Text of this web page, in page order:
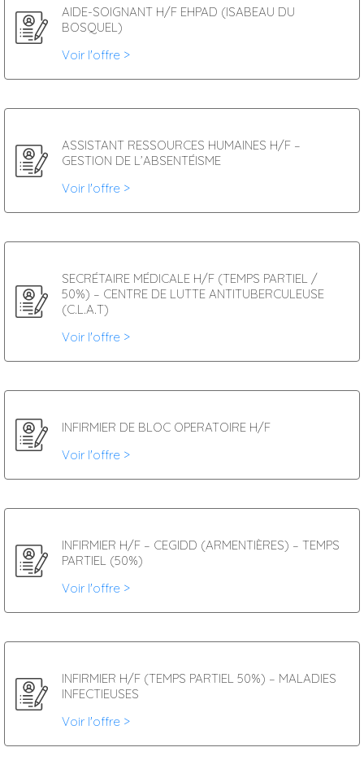
AIDE-SOIGNANT H/F EHPAD (ISABEAU DU
BOSQUEL)
Voir l'offre >
ASSISTANT RESSOURCES HUMAINES H/F –
GESTION DE L’ABSENTÉISME
Voir l'offre >
SECRÉTAIRE MÉDICALE H/F (TEMPS PARTIEL /
50%) – CENTRE DE LUTTE ANTITUBERCULEUSE
(C.L.A.T)
Voir l'offre >
INFIRMIER DE BLOC OPERATOIRE H/F
Voir l'offre >
INFIRMIER H/F – CEGIDD (ARMENTIÈRES) – TEMPS
PARTIEL (50%)
Voir l'offre >
INFIRMIER H/F (TEMPS PARTIEL 50%) – MALADIES
INFECTIEUSES
Voir l'offre >